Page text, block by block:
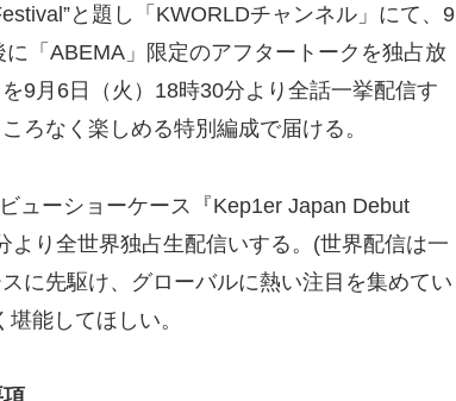
と題し「KWORLDチャンネル」にて、9
「ABEMA」限定のアフタートークを独占放
9月6日（火）18時30分より全話一挙配信す
ろなく楽しめる特別編成で届ける。
ューショーケース『Kep1er Japan Debut
り全世界独占生配信いする。(世界配信は一
に先駆け、グローバルに熱い注目を集めてい
能してほしい。